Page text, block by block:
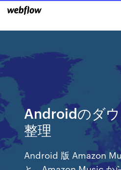
Androidのダ
整理
Android 版 Amazon